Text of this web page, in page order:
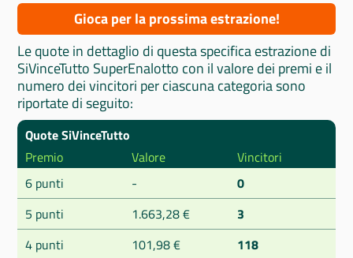
Gioca per la prossima estrazione!
Le quote in dettaglio di questa specifica estrazione di
SiVinceTutto SuperEnalotto con il valore dei premi e il
numero dei vincitori per ciascuna categoria sono
riportate di seguito:
Quote SiVinceTutto
Premio
Valore
Vincitori
6 punti
-
0
5 punti
1.663,28 €
3
4 punti
101,98 €
118